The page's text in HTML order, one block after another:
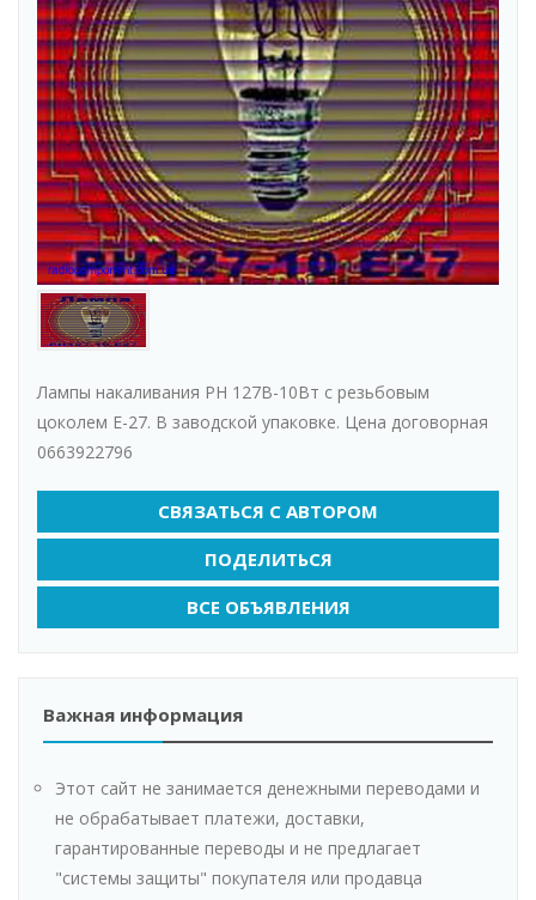
Лампы накаливания РН 127В-10Вт с резьбовым
цоколем Е-27. В заводской упаковке. Цена договорная
0663922796
СВЯЗАТЬСЯ С АВТОРОМ
ПОДЕЛИТЬСЯ
ВСЕ ОБЪЯВЛЕНИЯ
Важная информация
Этот сайт не занимается денежными переводами и
не обрабатывает платежи, доставки,
гарантированные переводы и не предлагает
"системы защиты" покупателя или продавца